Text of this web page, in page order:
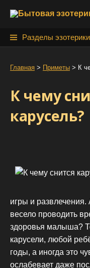
Разделы эзотерики
Главная > Приметы > К
К чему
карусель?
игры и развлечения.
весело проводить
здоровья малыша?
карусели, любой
годы, а иногда это
ослабевает даже